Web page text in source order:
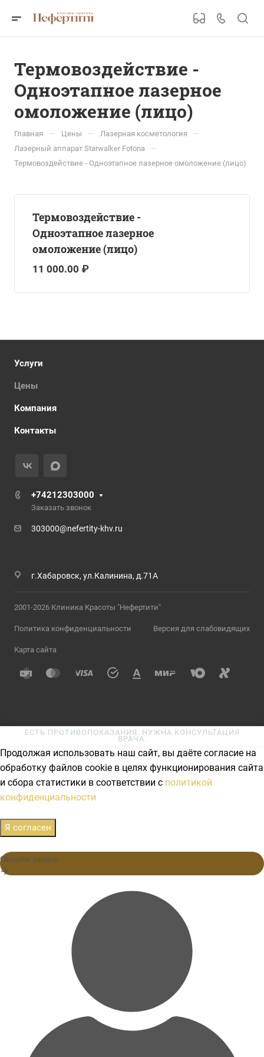
Термовоздействие -
Одноэтапное лазерное
омоложение (лицо)
Главная — Цены — Лазерная косметология —
Лазерный аппарат Starwalker Fotona —
Термовоздействие - Одноэтапное лазерное омоложение (лицо)
Термовоздействие -
Одноэтапное лазерное
омоложение (лицо)
11 000.00 ₽
Услуги
Цены
Компания
Контакты
+74212303000
Заказать звонок
303000@nefertity-khv.ru
г.Хабаровск, ул.Калинина, д.71А
2001-2026 Клиника Красоты "Нефертити"
Политика конфиденциальности Версия для слабовидящих
Карта сайта
ЕСТЬ ПРОТИВОПОКАЗАНИЯ. НУЖНА КОНСУЛЬТАЦИЯ
ВРАЧА.
Продолжая использовать наш сайт, вы даёте согласие на
обработку файлов cookie в целях функционирования сайта
и сбора статистики в соответствии с политикой
конфиденциальности
Я согласен